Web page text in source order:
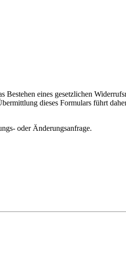
Bestehen eines gesetzlichen
dieses Formulars führt
oder Änderungsanfrage.